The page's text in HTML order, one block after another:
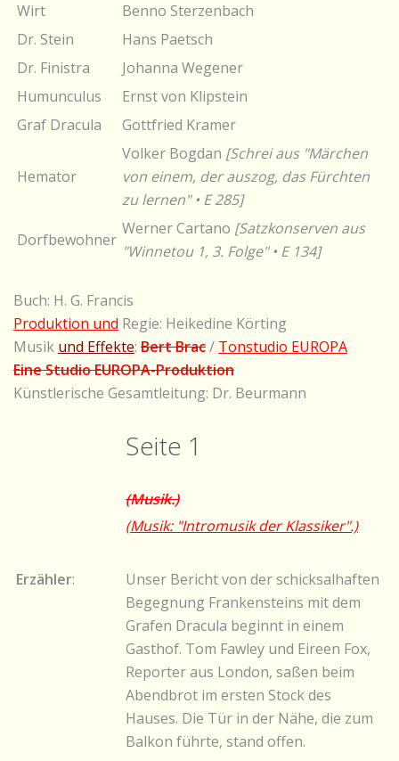
Wirt
Benno Sterzenbach
Dr. Stein
Hans Paetsch
Dr. Finistra
Johanna Wegener
Humunculus
Ernst von Klipstein
Graf Dracula
Gottfried Kramer
Hemator
Volker Bogdan [Schrei aus "Märchen
von einem, der auszog, das Fürchten
zu lernen" • E 285]
Dorfbewohner
Werner Cartano [Satzkonserven aus
"Winnetou 1, 3. Folge" • E 134]
Buch: H. G. Francis
Produktion und Regie: Heikedine Körting
Musik und Effekte: Bert Brac/ Tonstudio EUROPA
Eine Studio EUROPA-Produktion
Künstlerische Gesamtleitung: Dr. Beurmann
Seite 1
(Musik.)
(Musik: "Intromusik der Klassiker".)
Erzähler:
Unser Bericht von der schicksalhaften
Begegnung Frankensteins mit dem
Grafen Dracula beginnt in einem
Gasthof. Tom Fawley und Eireen Fox,
Reporter aus London, saßen beim
Abendbrot im ersten Stock des
Hauses. Die Tür in der Nähe, die zum
Balkon führte, stand offen.